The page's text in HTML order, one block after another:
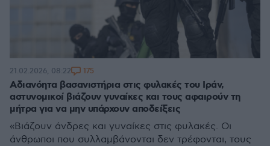
Αδιανόητα βασανιστήρια στις φυλακές του Ιράν,
αστυνομικοί βιάζουν γυναίκες και τους αφαιρούν τη
μήτρα για να μην υπάρχουν αποδείξεις
«Βιάζουν άνδρες και γυναίκες στις φυλακές. Οι
άνθρωποι που συλλαμβάνονται δεν τρέφονται, τους
21.02.2026, 08:22 175